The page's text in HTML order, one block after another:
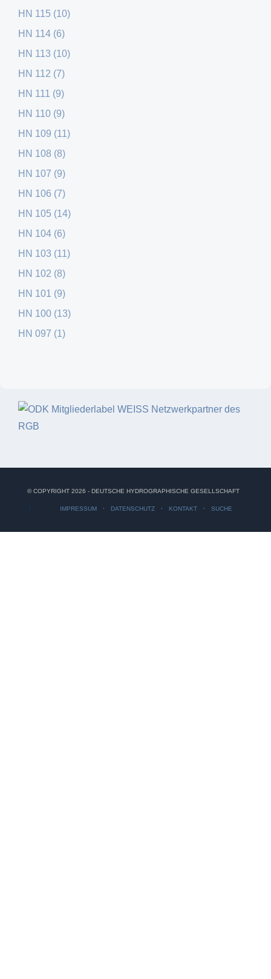
HN 115 (10)
HN 114 (6)
HN 113 (10)
HN 112 (7)
HN 111 (9)
HN 110 (9)
HN 109 (11)
HN 108 (8)
HN 107 (9)
HN 106 (7)
HN 105 (14)
HN 104 (6)
HN 103 (11)
HN 102 (8)
HN 101 (9)
HN 100 (13)
HN 097 (1)
© COPYRIGHT 2026 - DEUTSCHE HYDROGRAPHISCHE GESELLSCHAFT
IMPRESSUM DATENSCHUTZ KONTAKT SUCHE